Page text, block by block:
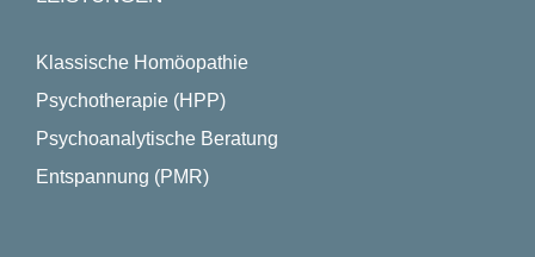
Klassische Homöopathie
Psychotherapie (HPP)
Psychoanalytische Beratung
Entspannung (PMR)